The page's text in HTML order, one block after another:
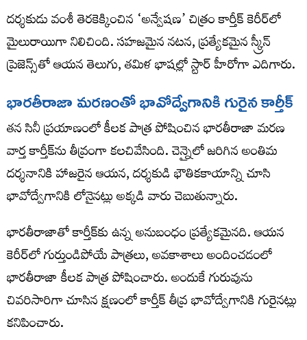
దర్శకుడు వంశీ తెరకెక్కించిన ‘అన్వేషణ’ చిత్రం కార్తీక్ కెరీర్‌లో
మైలురాయిగా నిలిచింది. సహజమైన నటన, ప్రత్యేకమైన స్క్రీన్
ప్రెజెన్స్‌తో ఆయన తెలుగు, తమిళ భాషల్లో స్టార్ హీరోగా ఎదిగారు.
భారతీరాజా మరణంతో భావోద్వేగానికి గురైన కార్తీక్
తన సినీ ప్రయాణంలో కీలక పాత్ర పోషించిన భారతీరాజా మరణ
వార్త కార్తీక్‌ను తీవ్రంగా కలచివేసింది. చెన్నైలో జరిగిన అంతిమ
దర్శనానికి హాజరైన ఆయన, దర్శకుడి భౌతికకాయాన్ని చూసి
భావోద్వేగానికి లోనైనట్లు అక్కడి వారు చెబుతున్నారు.
భారతీరాజాతో కార్తీక్‌కు ఉన్న అనుబంధం ప్రత్యేకమైనది. ఆయన
కెరీర్‌లో గుర్తుండిపోయే పాత్రలు, అవకాశాలు అందించడంలో
భారతీరాజా కీలక పాత్ర పోషించారు. అందుకే గురువును
చివరిసారిగా చూసిన క్షణంలో కార్తీక్ తీవ్ర భావోద్వేగానికి గురైనట్లు
కనిపించారు.